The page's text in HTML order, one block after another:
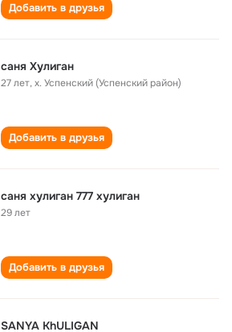
Добавить в друзья
саня Хулиган
27 лет,х. Успенский (Успенский район)
Добавить в друзья
caня хулиган 777 хулиган
29 лет
Добавить в друзья
SANYA KhULIGAN